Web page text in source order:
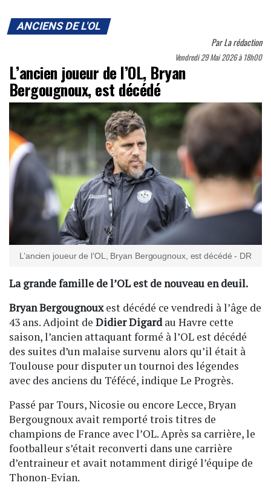
ANCIENS DE L'OL
ParLa rédaction
Vendredi 29 Mai 2026 à 18h00
L’ancien joueur de l’OL, Bryan
Bergougnoux, est décédé
L’ancien joueur de l’OL, Bryan Bergougnoux, est décédé - DR
La grande famille de l’OL est de nouveau en deuil.
Bryan Bergougnouxest décédé ce vendredi à l’âge de
43 ans. Adjoint de Didier Digardau Havre cette
saison, l’ancien attaquant formé à l’OL est décédé
des suites d’un malaise survenu alors qu’il était à
Toulouse pour disputer un tournoi des légendes
avec des anciens du Téfécé, indique Le Progrès.
Passé par Tours, Nicosie ou encore Lecce, Bryan
Bergougnoux avait remporté trois titres de
champions de France avec l’OL. Après sa carrière, le
footballeur s’était reconverti dans une carrière
d’entraineur et avait notamment dirigé l’équipe de
Thonon-Evian.